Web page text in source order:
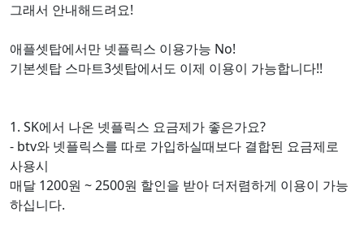
그래서 안내해드려요!
애플셋탑에서만 넷플릭스 이용가능 No!
기본셋탑 스마트3셋탑에서도 이제 이용이 가능합니다!!
1. SK에서 나온 넷플릭스 요금제가 좋은가요?
- btv와 넷플릭스를 따로 가입하실때보다 결합된 요금제로
사용시
매달 1200원 ~ 2500원 할인을 받아 더저렴하게 이용이 가능
하십니다.